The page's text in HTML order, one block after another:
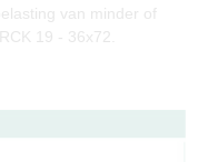
van minder of
19 - 36x72.